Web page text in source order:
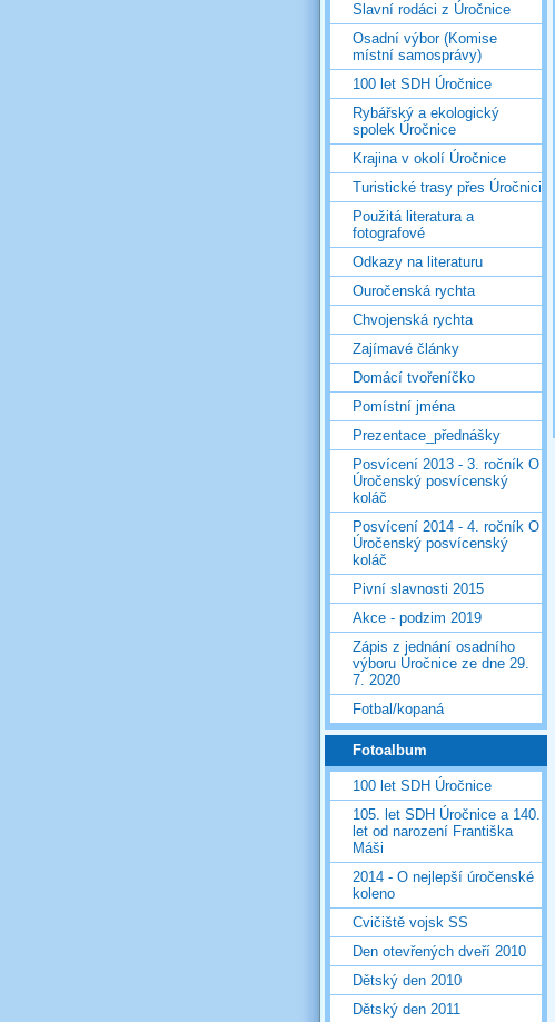
Slavní rodáci z Úročnice
Osadní výbor (Komise
místní samosprávy)
100 let SDH Úročnice
Rybářský a ekologický
spolek Úročnice
Krajina v okolí Úročnice
Turistické trasy přes Úročnici
Použitá literatura a
fotografové
Odkazy na literaturu
Ouročenská rychta
Chvojenská rychta
Zajímavé články
Domácí tvořeníčko
Pomístní jména
Prezentace_přednášky
Posvícení 2013 - 3. ročník O
Úročenský posvícenský
koláč
Posvícení 2014 - 4. ročník O
Úročenský posvícenský
koláč
Pivní slavnosti 2015
Akce - podzim 2019
Zápis z jednání osadního
výboru Úročnice ze dne 29.
7. 2020
Fotbal/kopaná
Fotoalbum
100 let SDH Úročnice
105. let SDH Úročnice a 140.
let od narození Františka
Máši
2014 - O nejlepší úročenské
koleno
Cvičiště vojsk SS
Den otevřených dveří 2010
Dětský den 2010
Dětský den 2011